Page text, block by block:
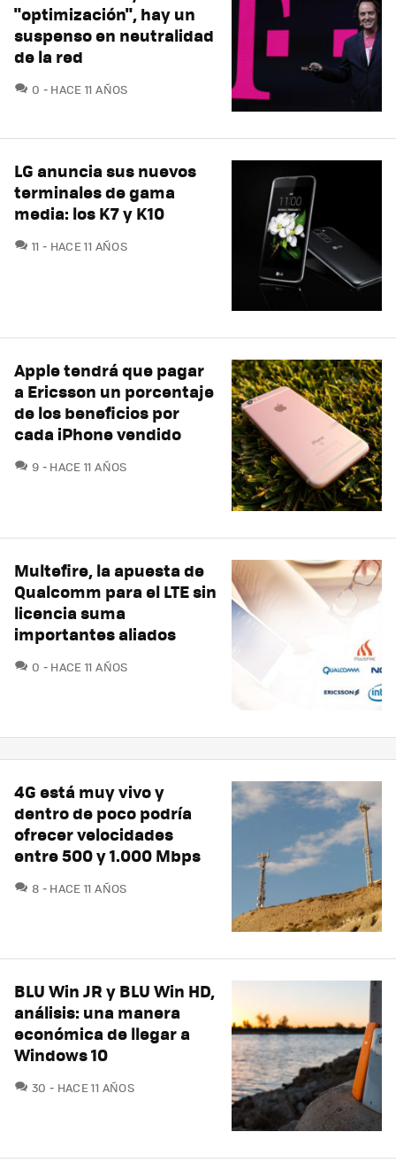
"optimización", hay un
suspenso en neutralidad
de la red
0 COMENTARIOS
HACE 11 AÑOS
LG anuncia sus nuevos
terminales de gama
media: los K7 y K10
11 COMENTARIOS
HACE 11 AÑOS
Apple tendrá que pagar
a Ericsson un porcentaje
de los beneficios por
cada iPhone vendido
9 COMENTARIOS
HACE 11 AÑOS
Multefire, la apuesta de
Qualcomm para el LTE sin
licencia suma
importantes aliados
0 COMENTARIOS
HACE 11 AÑOS
4G está muy vivo y
dentro de poco podría
ofrecer velocidades
entre 500 y 1.000 Mbps
8 COMENTARIOS
HACE 11 AÑOS
BLU Win JR y BLU Win HD,
análisis: una manera
económica de llegar a
Windows 10
30 COMENTARIOS
HACE 11 AÑOS